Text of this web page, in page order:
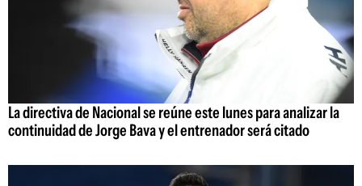
La directiva de Nacional se reúne este lunes para analizar la
continuidad de Jorge Bava y el entrenador será citado